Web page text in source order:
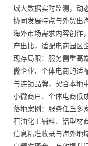
域大数据实时监测，动
协同发展特点与外贸出
海外市场需求内容创作
产出比，适配电商园区
现存局限：服务侧重高
微企业、个体电商的适
与连锁品牌，契合本地
小微商户、个体电商低
落地案例：服务任丘多
石油化工辅料、铝型材
信息精准收录与海外地